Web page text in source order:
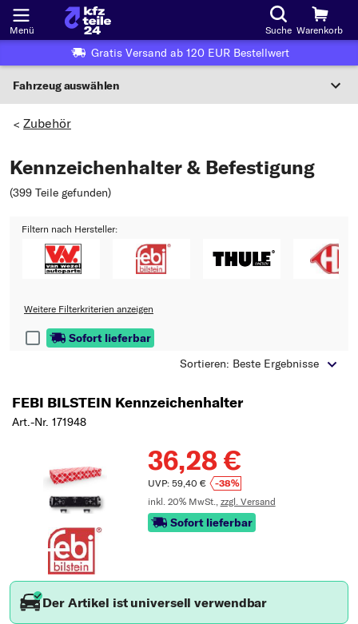
Menü Suche Warenkorb
Gratis Versand ab 120 EUR Bestellwert
Fahrzeug auswählen
Wo finde ich die?
Oder Fahrzeugauswahl nach Kriterien:
Modell wählen
> Zubehör
Kennzeichenhalter & Befestigung
(399 Teile gefunden)
Filtern nach Hersteller:
Weitere Filterkriterien anzeigen
Sofort lieferbar
Sortieren: Beste Ergebnisse
FEBI BILSTEIN Kennzeichenhalter
Art.-Nr. 171948
36,28 €
UVP: 59,40 €
-38%
inkl. 20% MwSt., zzgl. Versand
Sofort lieferbar
Der Artikel ist universell verwendbar